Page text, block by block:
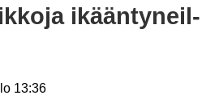
ikään­ty­neil­
13:36